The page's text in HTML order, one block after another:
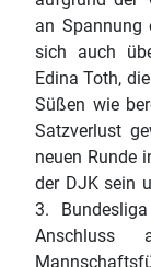
an Spannung
sich auch
Edina Toth,
Süßen wie
Satzverlust
neuen Runde
der DJK sein
3.